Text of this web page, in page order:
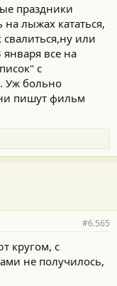
праздники
на лыжах кататься,
или
января все на
с
Уж больно
пишут фильм
#6.565
кругом, с
не получилось,